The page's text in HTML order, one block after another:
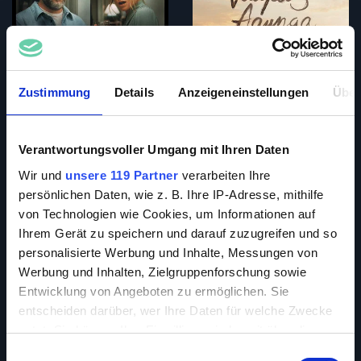
Zustimmung Details Anzeigeneinstellungen
Verantwortungsvoller Umgang mit Ihren Daten
Wir und unsere 119 Partner verarbeiten Ihre
persönlichen Daten, wie z. B. Ihre IP-Adresse, mithilfe
von Technologien wie Cookies, um Informationen auf
Ihrem Gerät zu speichern und darauf zuzugreifen und so
personalisierte Werbung und Inhalte, Messungen von
Werbung und Inhalten, Zielgruppenforschung sowie
Entwicklung von Angeboten zu ermöglichen. Sie
entscheiden darüber, wer Ihre Daten für welche Zwecke
nutzt. Sie können Ihre Einwilligung jederzeit über die